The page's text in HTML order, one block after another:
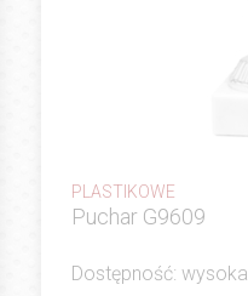
PLASTIKOWE
Puchar G9609
Dostępność: wysoka